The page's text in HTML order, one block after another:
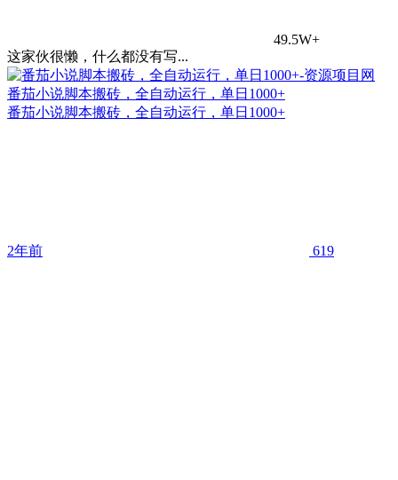
49.5W+
这家伙很懒，什么都没有写...
番茄小说脚本搬砖，全自动运行，单日1000+
番茄小说脚本搬砖，全自动运行，单日1000+
2年前 619